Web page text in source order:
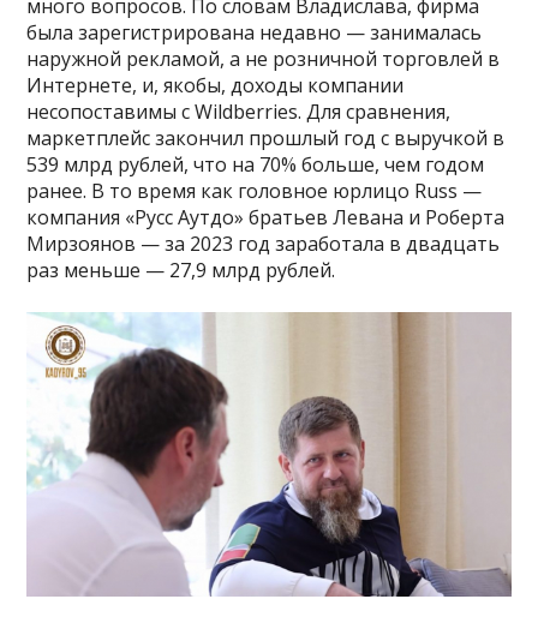
много вопросов. По словам Владислава, фирма
была зарегистрирована недавно — занималась
наружной рекламой, а не розничной торговлей в
Интернете, и, якобы, доходы компании
несопоставимы с Wildberries. Для сравнения,
маркетплейс закончил прошлый год с выручкой в
539 млрд рублей, что на 70% больше, чем годом
ранее. В то время как головное юрлицо Russ —
компания «Русс Аутдо» братьев Левана и Роберта
Мирзоянов — за 2023 год заработала в двадцать
раз меньше — 27,9 млрд рублей.